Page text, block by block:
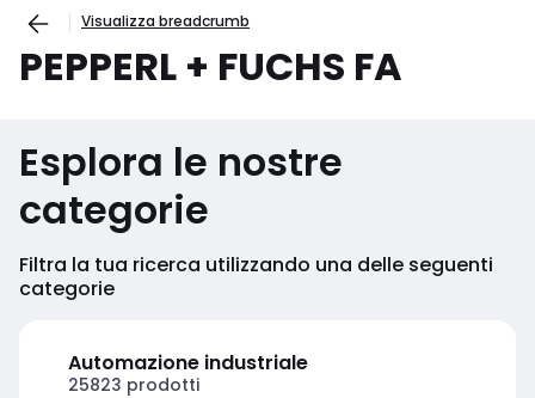
Visualizza breadcrumb
PEPPERL + FUCHS FA
Esplora le nostre
categorie
Filtra la tua ricerca utilizzando una delle seguenti
categorie
Automazione industriale
25823 prodotti